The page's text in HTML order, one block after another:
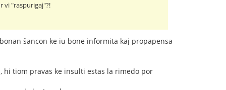
vi "raspurigaj"?!
ŝancon ke iu bone informita kaj propapensa
hi tiom pravas ke insulti estas la rimedo por